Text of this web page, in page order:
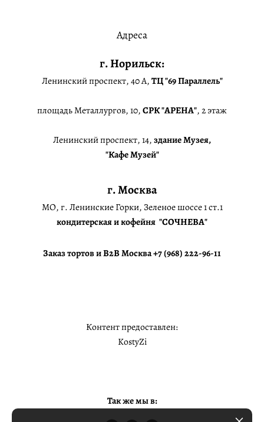
Адреса
г. Норильск:
Ленинский проспект, 40 А,ТЦ "69 Параллель"
площадь Металлургов, 10,СРК "АРЕНА", 2 этаж
Ленинский проспект, 14,здание Музея,
"Кафе Музей"
г. Москва
МО, г. Ленинские Горки, Зеленое шоссе 1 ст.1
кондитерская и кофейня "СОЧНЕВА"
Заказ тортов и B2B Москва +7 (968) 222-96-11
Контент предоставлен:
KostyZi
Так же мы в: